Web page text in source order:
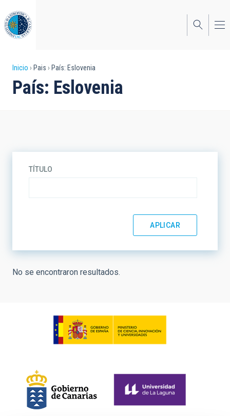
al
contenido
principal
Sobrescribir
enlaces
navegación
Inicio Pais País: Eslovenia
País: Eslovenia
TÍTULO
No se encontraron resultados.